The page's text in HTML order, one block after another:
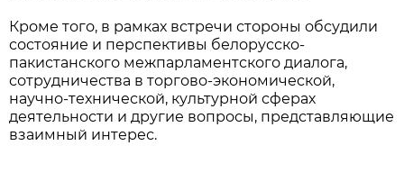
Кроме того, в рамках встречи стороны обсудили
состояние и перспективы белорусско-
пакистанского межпарламентского диалога,
сотрудничества в торгово-экономической,
научно-технической, культурной сферах
деятельности и другие вопросы, представляющие
взаимный интерес.